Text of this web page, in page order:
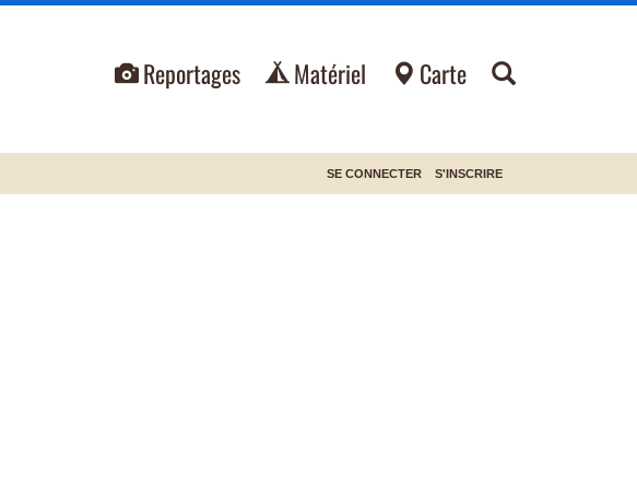
Reportages Matériel Carte
SE CONNECTER S'INSCRIRE